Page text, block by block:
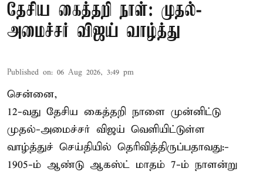
தேசிய கைத்தறி நாள்: முதல்-
அமைச்சர் விஜய் வாழ்த்து
Published on: 06 Aug 2026, 3:49 pm
சென்னை,
12-வது தேசிய கைத்தறி நாளை முன்னிட்டு
முதல்-அமைச்சர் விஜய் வெளியிட்டுள்ள
வாழ்த்துச் செய்தியில் தெரிவித்திருப்பதாவது:-
1905-ம் ஆண்டு ஆகஸ்ட் மாதம் 7-ம் நாளன்று